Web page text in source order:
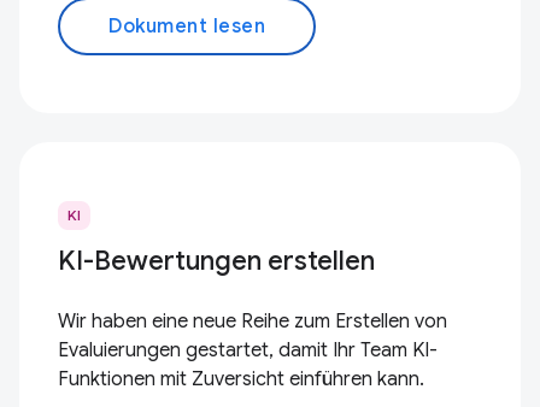
Dokument lesen
KI
KI-Bewertungen erstellen
Wir haben eine neue Reihe zum Erstellen von
Evaluierungen gestartet, damit Ihr Team KI-
Funktionen mit Zuversicht einführen kann.